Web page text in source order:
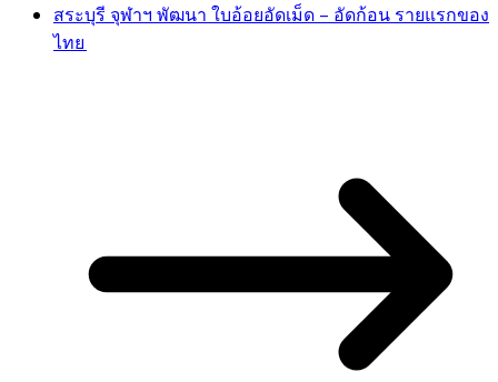
สระบุรี จุฬาฯ พัฒนา ใบอ้อยอัดเม็ด – อัดก้อน รายแรกของ
ไทย